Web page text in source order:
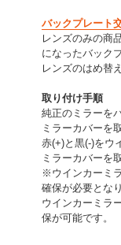
バックプレート
レンズのみの商
になったバック
レンズのはめ替
取り付け手順
純正のミラーを
ミラーカバーを
赤(+)と黒(-)をウ
ミラーカバーを
※ウインカーミ
確保が必要とな
ウインカーミラ
保が可能です。